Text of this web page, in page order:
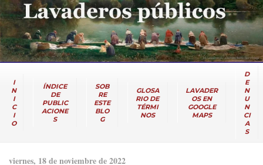
I
N
I
C
I
O
ÍNDICE
DE
PUBLIC
ACIONE
S
SOB
RE
ESTE
BLO
G
GLOSA
RIO DE
TÉRMI
NOS
LAVADER
OS EN
GOOGLE
MAPS
D
E
N
U
N
CI
A
S
viernes, 18 de noviembre de 2022